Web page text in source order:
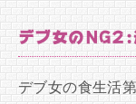
デブ女のNG2:
デブ女の食生活